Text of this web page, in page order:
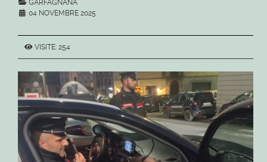
GARFAGNANA
04 NOVEMBRE 2025
VISITE: 254